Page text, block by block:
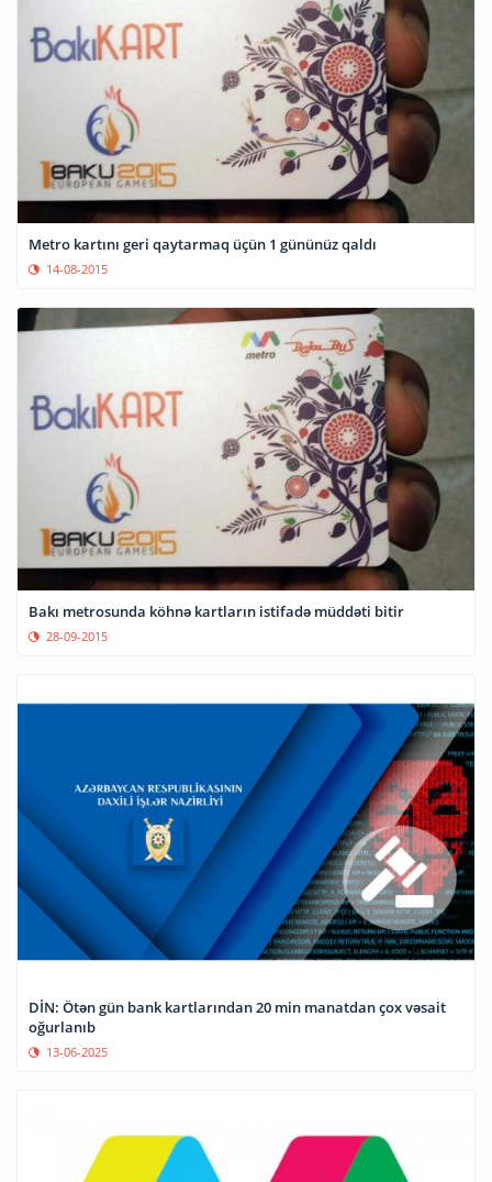
Metro kartını geri qaytarmaq üçün 1 gününüz qaldı
14-08-2015
Bakı metrosunda köhnə kartların istifadə müddəti bitir
28-09-2015
DİN: Ötən gün bank kartlarından 20 min manatdan çox vəsait
oğurlanıb
13-06-2025